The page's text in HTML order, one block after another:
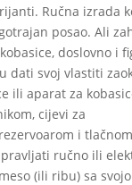
Ručna izrada
posao. Ali
doslovno i
dati svoj vlastiti
ili aparat za
cijevi za
i
ručno ili
(ili ribu) sa